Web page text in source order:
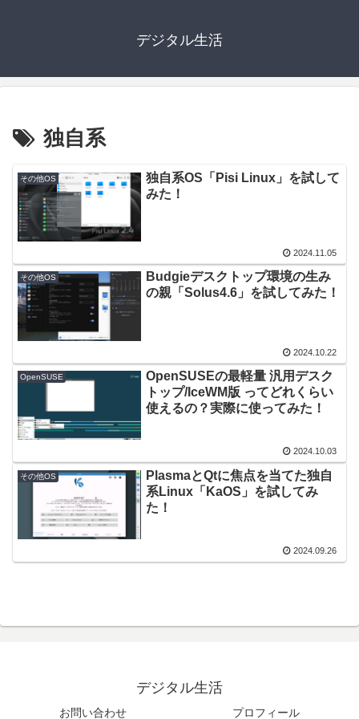
デジタル生活
独自系
その他OS
独自系OS「Pisi Linux」を試して
みた！
2024.11.05
その他OS
Budgieデスクトップ環境の生み
の親「Solus4.6」を試してみた！
2024.10.22
OpenSUSE
OpenSUSEの最軽量 汎用デスク
トップ/IceWM版 ってどれくらい
使えるの？実際に使ってみた！
2024.10.03
その他OS
PlasmaとQtに焦点を当てた独自
系Linux「KaOS」を試してみ
た！
2024.09.26
デジタル生活
お問い合わせ プロフィール